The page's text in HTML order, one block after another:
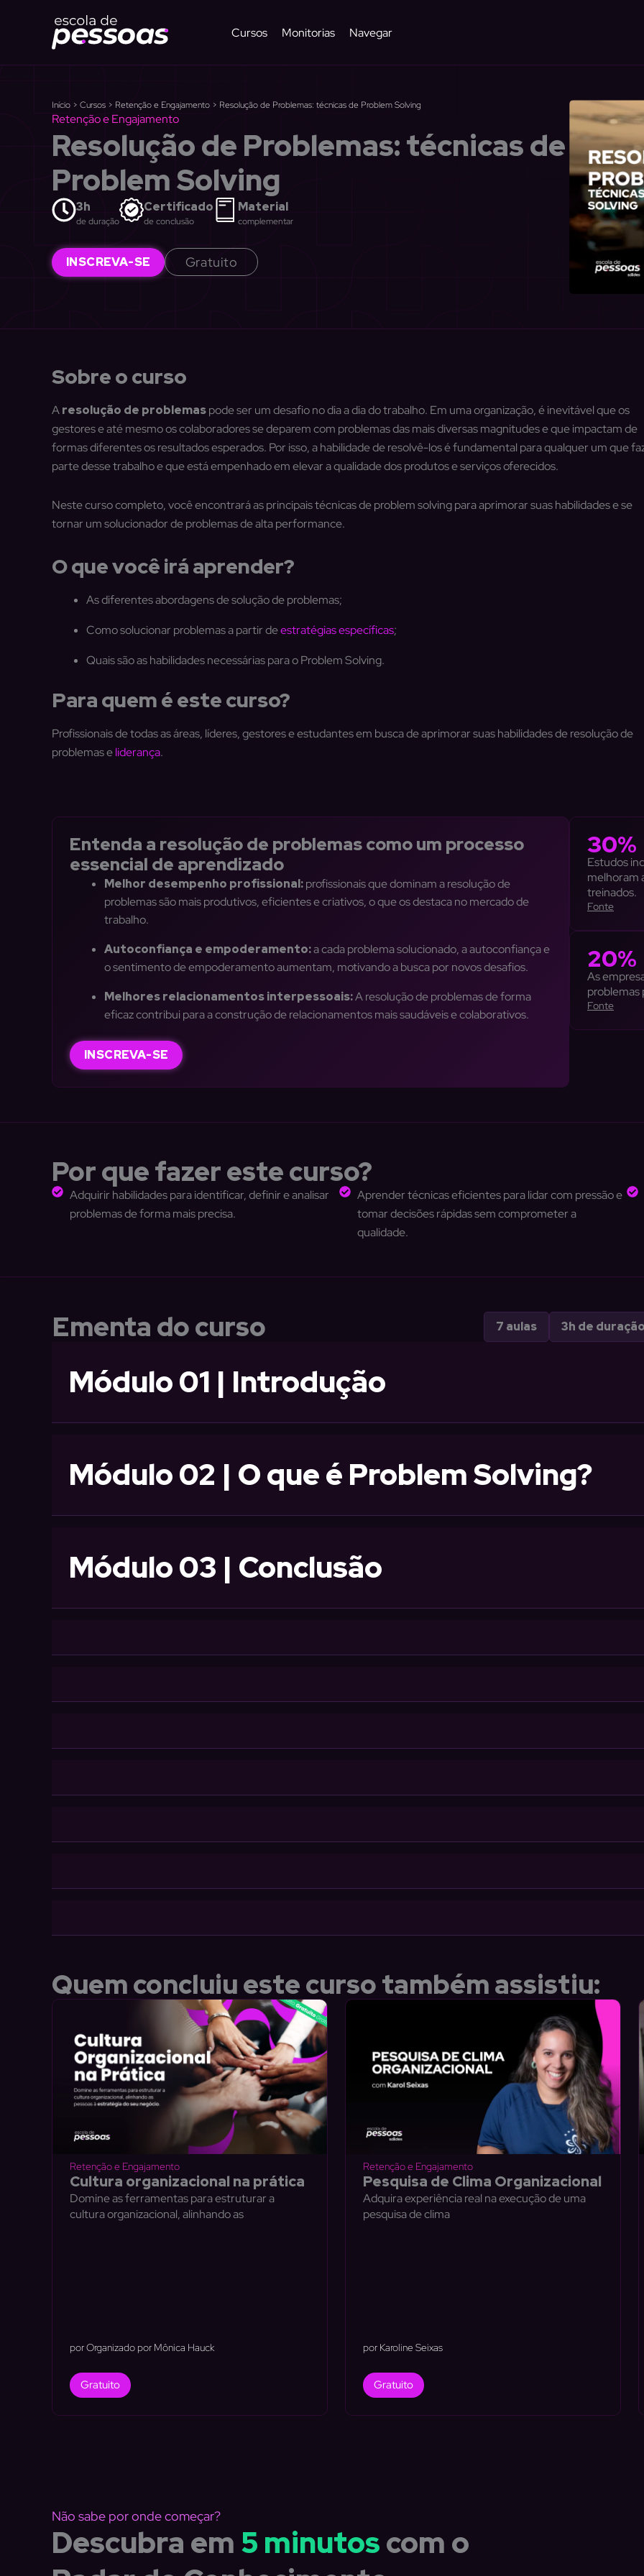
conteúdo
Cursos Monitorias Navegar
Início > Cursos > Retenção e Engajamento > Resolução de Problemas: técnicas de Problem Solving
Retenção e Engajamento
Resolução de Problemas: técnicas de
Problem Solving
Material
complementar
Certificado
de conclusão
3h
de duração
INSCREVA-SE Gratuito
Sobre o curso
Aresolução de problemaspode ser um desafio no dia a dia do trabalho. Em uma organização, é inevitável que os
gestores e até mesmo os colaboradores se deparem com problemas das mais diversas magnitudes e que impactam de
formas diferentes os resultados esperados. Por isso, a habilidade de resolvê-los é fundamental para qualquer um que
parte desse trabalho e que está empenhado em elevar a qualidade dos produtos e serviços oferecidos.
Neste curso completo, você encontrará as principais técnicas de problem solving para aprimorar suas habilidades e se
tornar um solucionador de problemas de alta performance.
O que você irá aprender?
As diferentes abordagens de solução de problemas;
Como solucionar problemas a partir deestratégias específicas;
Quais são as habilidades necessárias para o Problem Solving.
Para quem é este curso?
Profissionais de todas as áreas, líderes, gestores e estudantes em busca de aprimorar suas habilidades de resolução de
problemas eliderança.
Entenda a resolução de problemas como um processo
essencial de aprendizado
Melhor desempenho profissional:profissionais que dominam a resolução de
problemas são mais produtivos, eficientes e criativos, o que os destaca no mercado de
trabalho.
Autoconfiança e empoderamento:a cada problema solucionado, a autoconfiança e
o sentimento de empoderamento aumentam, motivando a busca por novos desafios.
Melhores relacionamentos interpessoais:A resolução de problemas de forma
eficaz contribui para a construção de relacionamentos mais saudáveis e colaborativos.
INSCREVA-SE
30%
Estudos
melhoram
treinados.
Fonte
20%
As
problemas
Fonte
Por que fazer este curso?
Adquirir habilidades para identificar, definir e analisar
problemas de forma mais precisa.
Aprender técnicas eficientes para lidar com pressão e
tomar decisões rápidas sem comprometer a
qualidade.
Ementa do curso 7 aulas 3h de
Módulo 01 | Introdução
Módulo 02 | O que é Problem Solving?
Módulo 03 | Conclusão
Quem concluiu este curso também assistiu:
Retenção e Engajamento
Cultura organizacional na prática
Domine as ferramentas para estruturar a
cultura organizacional, alinhando as
por Organizado por Mônica Hauck
Gratuito
Retenção e Engajamento
Pesquisa de Clima Organizacional
Adquira experiência real na execução de uma
pesquisa de clima
por Karoline Seixas
Gratuito
Não sabe por onde começar?
Descubra em 5 minutoscom o